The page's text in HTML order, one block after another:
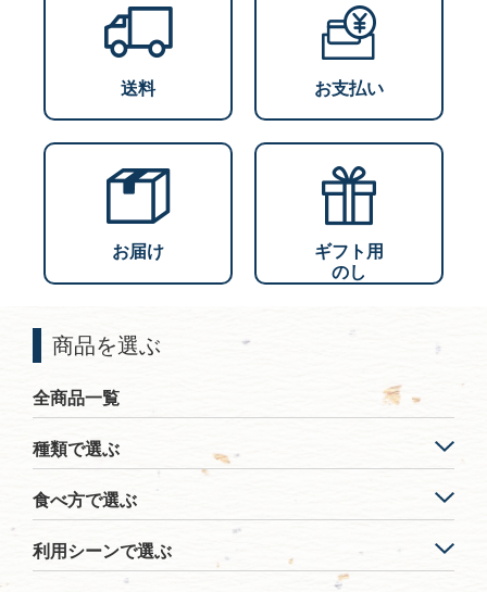
送料 お支払い
お届け
ギフト用
のし
商品を選ぶ
全商品一覧
種類で選ぶ
食べ方で選ぶ
利用シーンで選ぶ